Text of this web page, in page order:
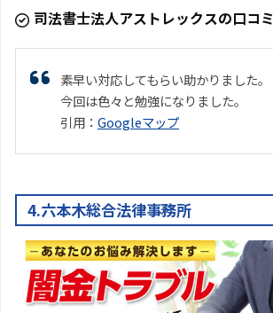
司法書士法人アストレックスの口コミ
素早い対応してもらい助かりました。
今回は色々と勉強になりました。
引用： Googleマップ
4.六本木総合法律事務所